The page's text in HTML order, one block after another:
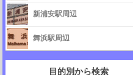
新浦安駅周辺
舞浜駅周辺
目的別から検索